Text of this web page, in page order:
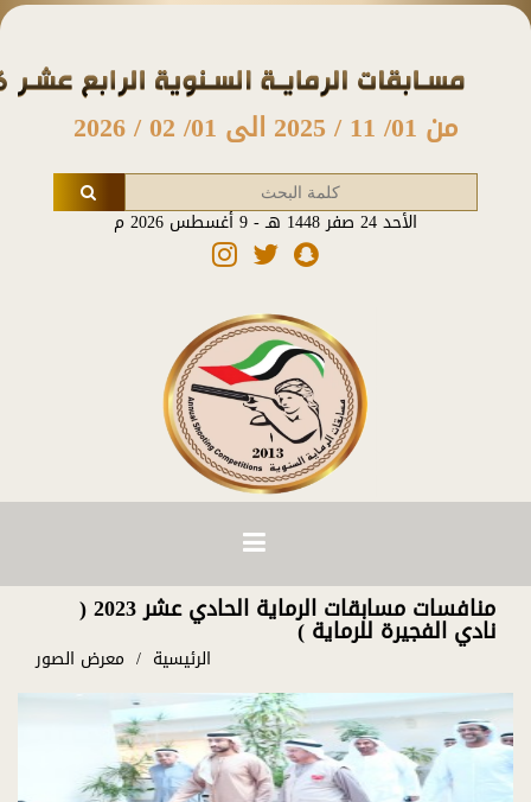
من 01/ 11 / 2025 الى 01/ 02 / 2026
الأحد 24 صفر 1448 هـ - 9 أغسطس 2026 م
منافسات مسابقات الرماية الحادي عشر 2023 (
نادي الفجيرة للرماية )
الرئيسية معرض الصور